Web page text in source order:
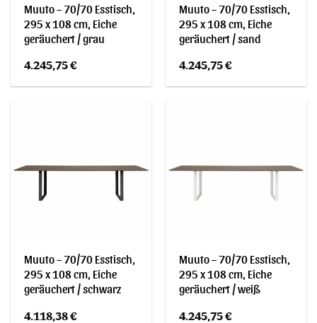
Muuto – 70/70 Esstisch,
295 x 108 cm, Eiche
geräuchert / grau
4.245,75€
Muuto – 70/70 Esstisch,
295 x 108 cm, Eiche
geräuchert / sand
4.245,75€
Muuto – 70/70 Esstisch,
295 x 108 cm, Eiche
geräuchert / schwarz
4.118,38€
Muuto – 70/70 Esstisch,
295 x 108 cm, Eiche
geräuchert / weiß
4.245,75€